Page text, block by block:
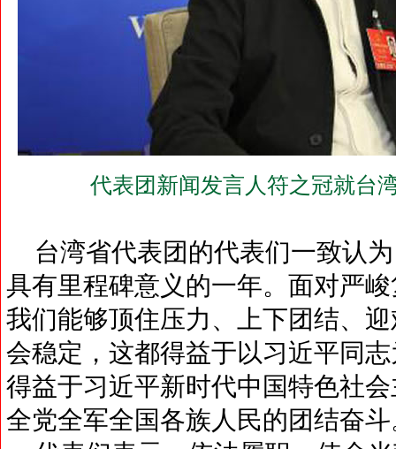
代表团新闻发言人符之冠就台
台湾省代表团的代表们一致认
具有里程碑意义的一年。面对严
我们能够顶住压力、上下团结、
会稳定，这都得益于以习近平同
得益于习近平新时代中国特色社
全党全军全国各族人民的团结奋